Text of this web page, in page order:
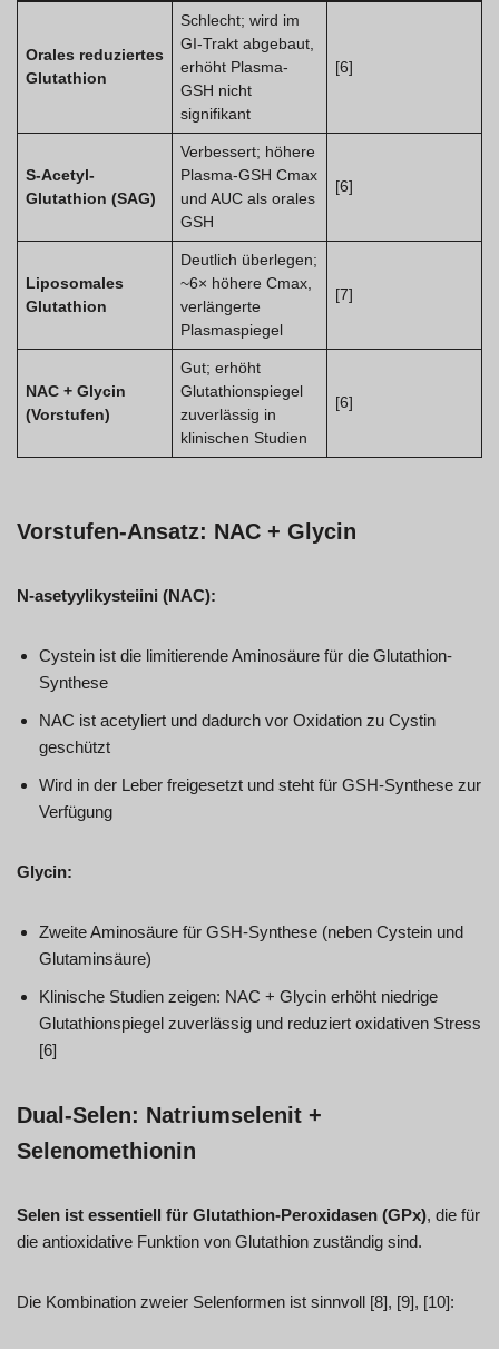
Orales reduziertes
Glutathion
Schlecht; wird im
GI-Trakt abgebaut,
erhöht Plasma-
GSH nicht
signifikant
[6]
S-Acetyl-
Glutathion (SAG)
Verbessert; höhere
Plasma-GSH Cmax
und AUC als orales
GSH
[6]
Liposomales
Glutathion
Deutlich überlegen;
~6× höhere Cmax,
verlängerte
Plasmaspiegel
[7]
NAC + Glycin
(Vorstufen)
Gut; erhöht
Glutathionspiegel
zuverlässig in
klinischen Studien
[6]
Vorstufen-Ansatz: NAC + Glycin
N-asetyylikysteiini (NAC):
Cystein ist die limitierende Aminosäure für die Glutathion-
Synthese
NAC ist acetyliert und dadurch vor Oxidation zu Cystin
geschützt
Wird in der Leber freigesetzt und steht für GSH-Synthese zur
Verfügung
Glycin:
Zweite Aminosäure für GSH-Synthese (neben Cystein und
Glutaminsäure)
Klinische Studien zeigen: NAC + Glycin erhöht niedrige
Glutathionspiegel zuverlässig und reduziert oxidativen Stress
[6]
Dual-Selen: Natriumselenit +
Selenomethionin
Selen ist essentiell für Glutathion-Peroxidasen (GPx), die für
die antioxidative Funktion von Glutathion zuständig sind.
Die Kombination zweier Selenformen ist sinnvoll [8], [9], [10]: